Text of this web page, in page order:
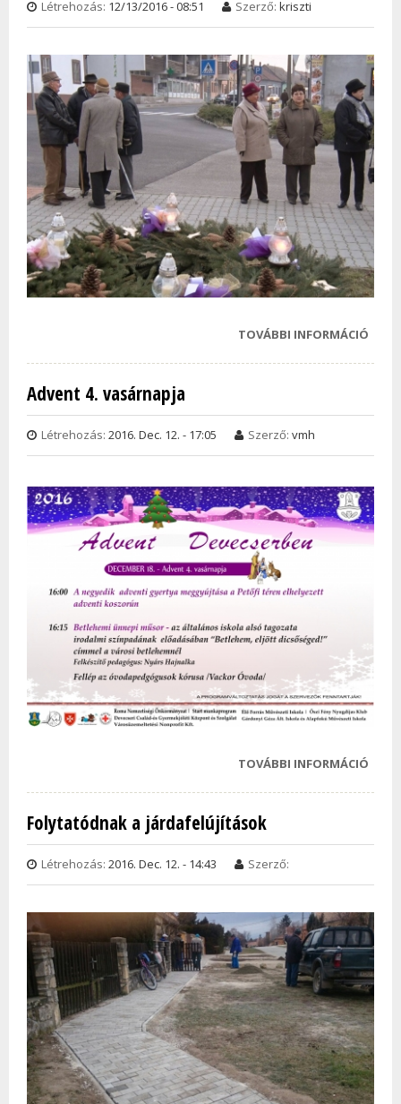
Létrehozás: 12/13/2016 - 08:51 Szerző: kriszti
TOVÁBBI INFORMÁCIÓ
Advent 4. vasárnapja
Létrehozás: 2016. Dec. 12. - 17:05 Szerző: vmh
TOVÁBBI INFORMÁCIÓ
Folytatódnak a járdafelújítások
Létrehozás: 2016. Dec. 12. - 14:43 Szerző: